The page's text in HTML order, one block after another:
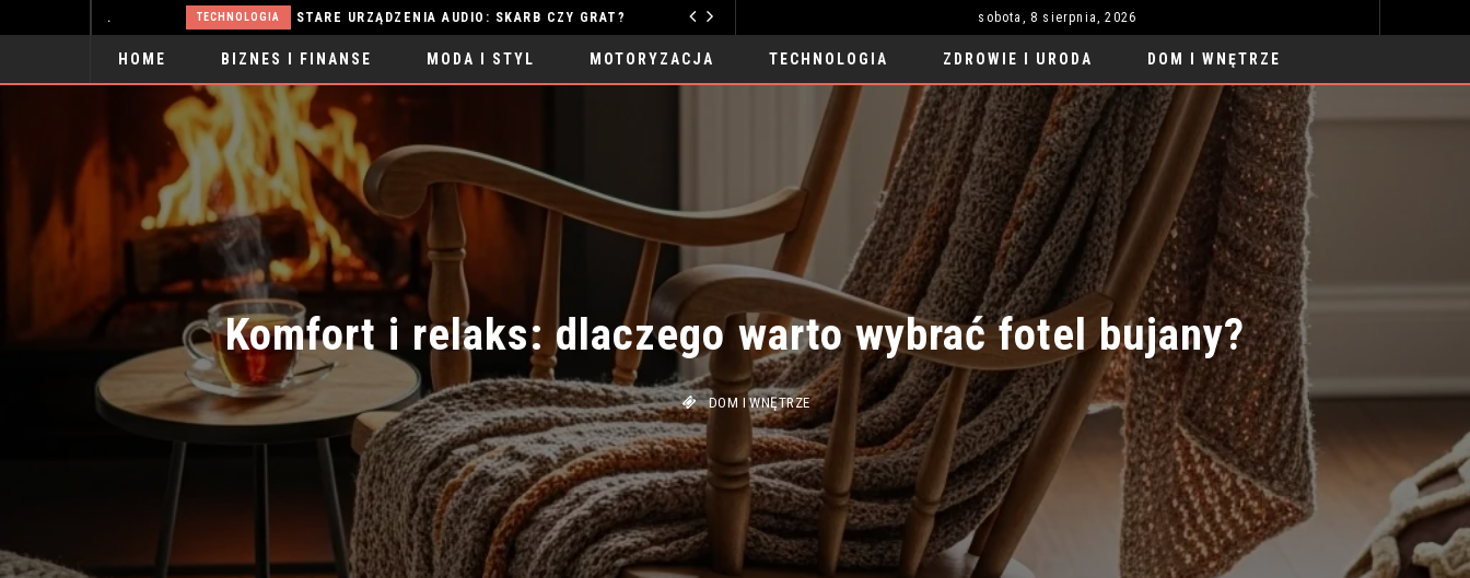
TECHNOLOGIA STARE URZĄDZENIA AUDIO: SKARB CZY GRAT? sobota, 8 sierpnia, 2026
HOME BIZNES I FINANSE MODA I STYL MOTORYZACJA TECHNOLOGIA ZDROWIE I URODA DOM I WNĘTRZE
SPORT
Komfort i relaks: dlaczego warto wybrać fotel bujany?
DOM I WNĘTRZE